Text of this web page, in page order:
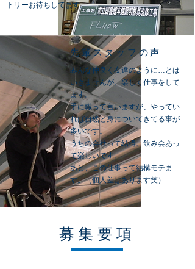
トリーお待ちしてます。
先輩スタッフの声
みんな仲良く友達のように…とは
いきませんが、楽しく仕事をして
ます。
手に職って言いますが、やってい
れば自然と身についてきてる事が
多いです。
うちの会社って結構、飲み会あっ
て楽しいです。
​あと、この仕事って結構モテま
す。（個人差はあります笑）
募集要項